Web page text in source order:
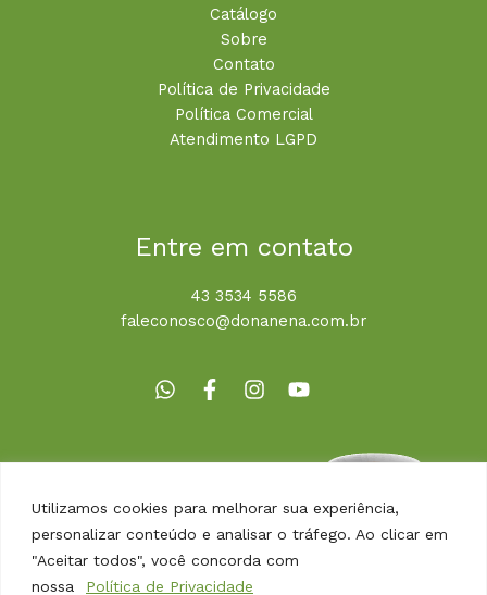
Utilizamos cookies para melhorar sua experiência,
personalizar conteúdo e analisar o tráfego. Ao clicar em
"Aceitar todos", você concorda com
nossa
Política de Privacidade
Catálogo
Sobre
Contato
Política de Privacidade
Política Comercial
Atendimento LGPD
Entre em contato
43 3534 5586
faleconosco@donanena.com.br